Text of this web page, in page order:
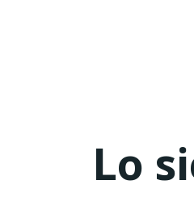
Lo